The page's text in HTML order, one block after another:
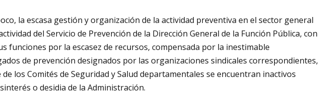
la escasa gestión y organización de la actividad preventiva en el sector general
del Servicio de Prevención de la Dirección General de la Función Pública, con
funciones por la escasez de recursos, compensada por la inestimable
de prevención designados por las organizaciones sindicales correspondientes,
los Comités de Seguridad y Salud departamentales se encuentran inactivos
o desidia de la Administración.